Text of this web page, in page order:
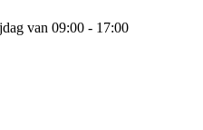
van 09:00 - 17:00